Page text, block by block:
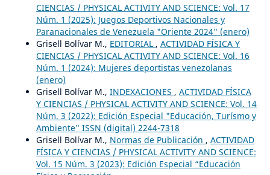
CIENCIAS / PHYSICAL ACTIVITY AND SCIENCE: Vol. 17
Núm. 1 (2025): Juegos Deportivos Nacionales y
Paranacionales de Venezuela "Oriente 2024" (enero)
Grisell Bolívar M., EDITORIAL , ACTIVIDAD FÍSICA Y
CIENCIAS / PHYSICAL ACTIVITY AND SCIENCE: Vol. 16
Núm. 1 (2024): Mujeres deportistas venezolanas
(enero)
Grisell Bolívar M., INDEXACIONES , ACTIVIDAD FÍSICA
Y CIENCIAS / PHYSICAL ACTIVITY AND SCIENCE: Vol. 14
Núm. 3 (2022): Edición Especial "Educación, Turísmo y
Ambiente" ISSN (digital) 2244-7318
Grisell Bolívar M., Normas de Publicación , ACTIVIDAD
FÍSICA Y CIENCIAS / PHYSICAL ACTIVITY AND SCIENCE:
Vol. 15 Núm. 3 (2023): Edición Especial “Educación